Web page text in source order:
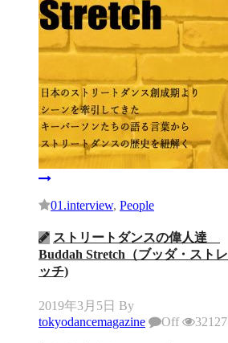
01.interview, People
ストリートダンスの偉人達
Buddah Stretch（ブッダ・ストレ
ッチ)
2019年3月5日 By
tokyodancemagazine
Off 32127